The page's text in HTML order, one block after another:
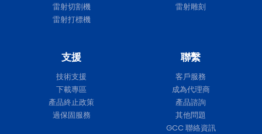
雷射切割機
雷射打標機
雷射雕刻
支援
技術支援
下載專區
產品終止政策
過保固服務
聯繫
客戶服務
成為代理商
產品諮詢
其他問題
GCC 聯絡資訊